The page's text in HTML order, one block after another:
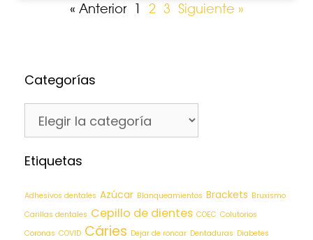
« Anterior 1 2 3 Siguiente »
Categorías
Etiquetas
Adhesivos dentales Azúcar Blanqueamientos Brackets Bruxismo
Carillas dentales Cepillo de dientes COEC Colutorios
Coronas COVID Cáries Dejar de roncar Dentaduras Diabetes